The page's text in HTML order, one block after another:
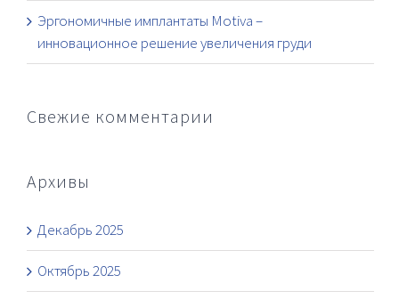
Эргономичные имплантаты Motiva –
инновационное решение увеличения груди
Свежие комментарии
Архивы
Декабрь 2025
Октябрь 2025